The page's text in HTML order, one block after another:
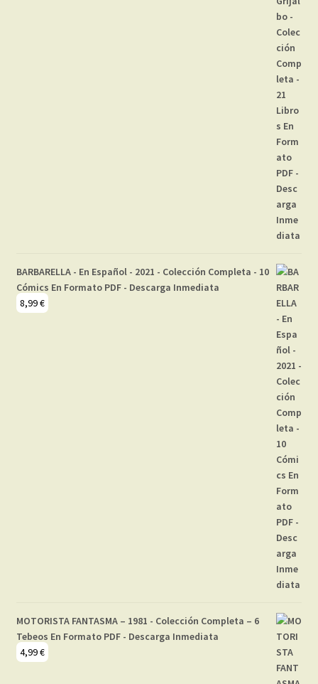
BARBARELLA - En Español - 2021 - Colección Completa - 10
Cómics En Formato PDF - Descarga Inmediata
8,99€
MOTORISTA FANTASMA – 1981 - Colección Completa – 6
Tebeos En Formato PDF - Descarga Inmediata
4,99€